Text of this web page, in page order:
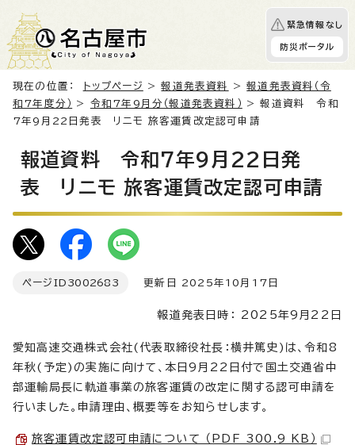
緊急情報なし
防災ポータル
現在の位置： トップページ >報道発表資料 >報道発表資料（令
和7年度分）
> 令和7年9月分（報道発表資料）
> 報道資料 令和
7年9月22日発表 リニモ 旅客運賃改定認可申請
報道資料 令和7年9月22日発
表 リニモ 旅客運賃改定認可申請
ページID 3002683 更新日 2025年10月17日
報道発表日時： 2025年9月22日
愛知高速交通株式会社(代表取締役社長：横井篤史)は、令和8
年秋(予定)の実施に向けて、本日9月22日付で国土交通省中
部運輸局長に軌道事業の旅客運賃の改定に関する認可申請を
行いました。申請理由、概要等をお知らせします。
旅客運賃改定認可申請について （PDF 300.9 KB）